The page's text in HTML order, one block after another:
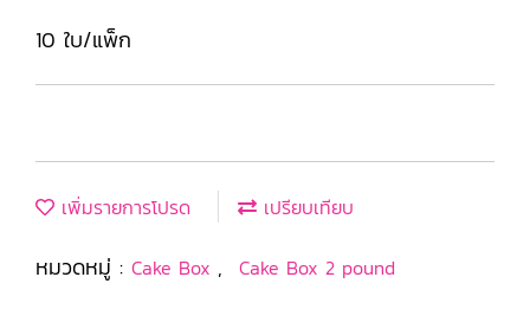
10 ใบ/แพ็ก
เพิ่มรายการโปรด เปรียบเทียบ
หมวดหมู่ : Cake Box , Cake Box 2 pound